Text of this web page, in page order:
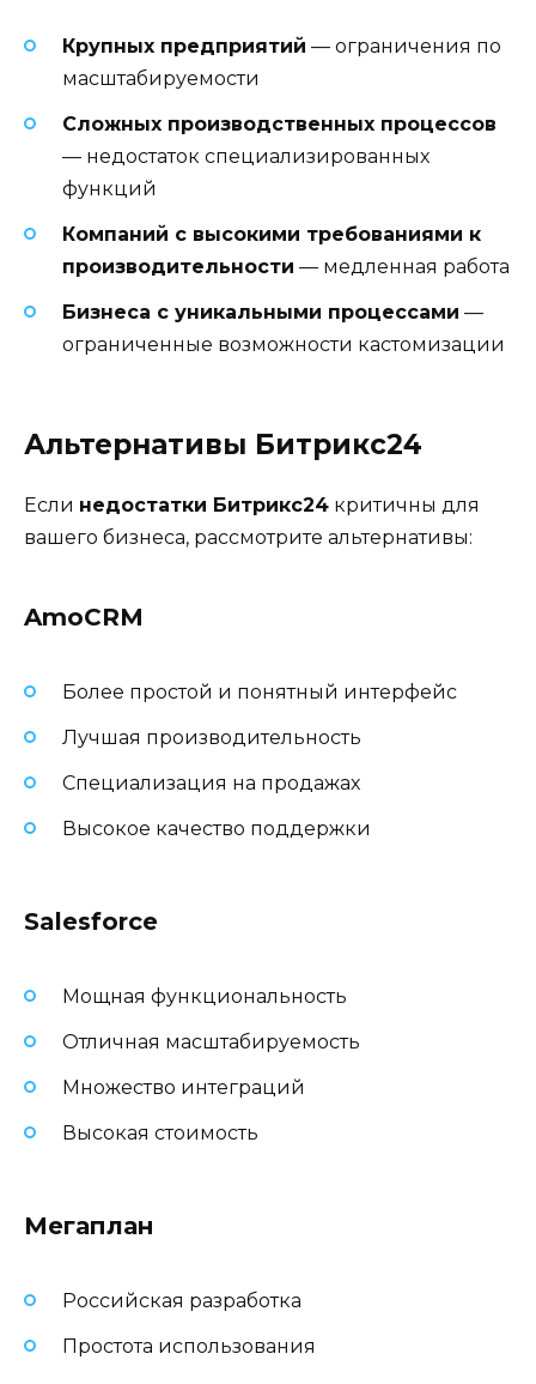
Крупных предприятий — ограничения по
масштабируемости
Сложных производственных процессов
— недостаток специализированных
функций
Компаний с высокими требованиями к
производительности — медленная работа
Бизнеса с уникальными процессами —
ограниченные возможности кастомизации
Альтернативы Битрикс24
Если недостатки Битрикс24 критичны для
вашего бизнеса, рассмотрите альтернативы:
AmoCRM
Более простой и понятный интерфейс
Лучшая производительность
Специализация на продажах
Высокое качество поддержки
Salesforce
Мощная функциональность
Отличная масштабируемость
Множество интеграций
Высокая стоимость
Мегаплан
Российская разработка
Простота использования